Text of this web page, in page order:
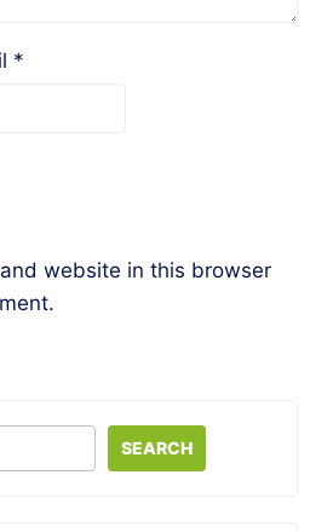
*
website in this browser
SEARCH